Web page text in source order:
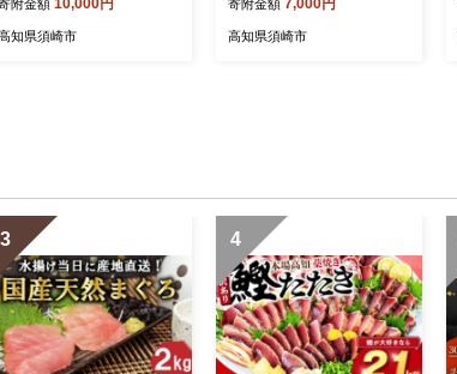
っちり 冷凍 高級食パン
パン パンストック 人気
附金額 10,000円
知県須崎市
もっちり 冷凍 高級食パン
食パン パンストック 人気
寄附金額 7,000円
高知県須崎市
3 4